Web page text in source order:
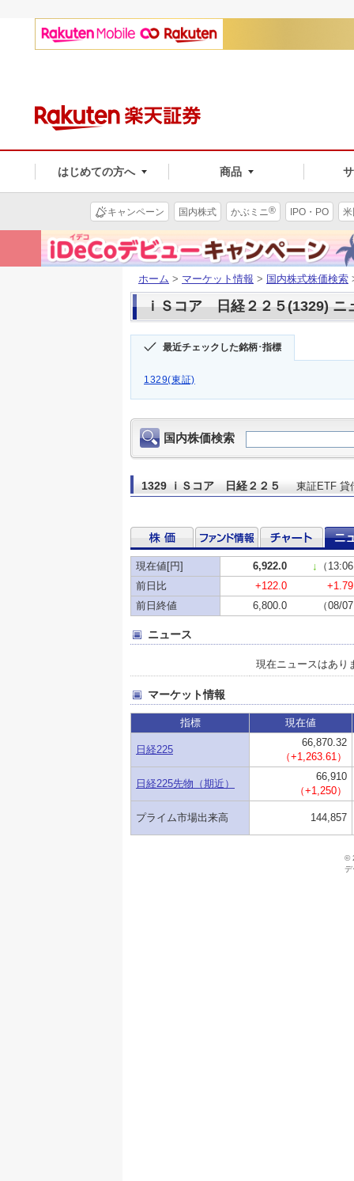
はじめての方へ 商品
キャンペーン 国内株式 かぶミニ® IPO・PO
ホーム > マーケット情報 > 国内株式株価検索
ｉＳコア 日経２２５(1329) ニ
最近チェックした銘柄･指標
1329(東証)